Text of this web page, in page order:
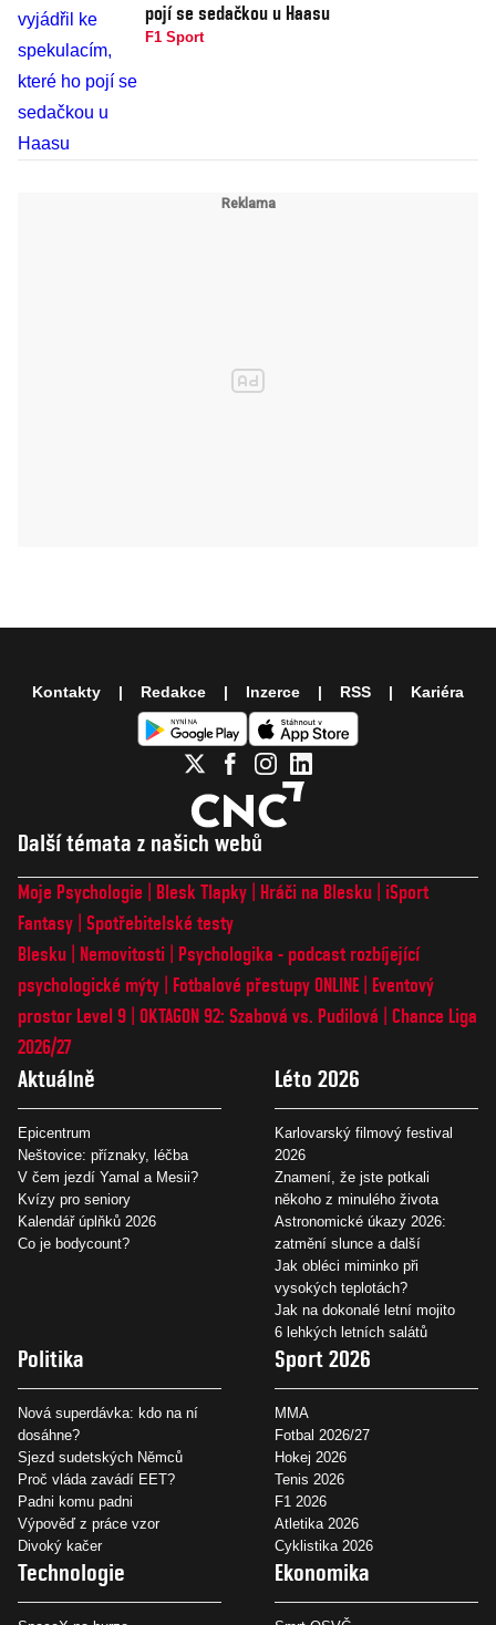
pojí se sedačkou u Haasu
F1 Sport
Další témata z našich webů
Moje Psychologie Blesk Tlapky Hráči na Blesku
iSport
Fantasy Spotřebitelské testy
Blesku
Nemovitosti
Psychologika - podcast rozbíjející
psychologické mýty
Fotbalové přestupy ONLINE
Eventový
prostor Level 9 OKTAGON 92: Szabová vs. Pudilová
Chance Liga
2026/27
Aktuálně
Epicentrum
Neštovice: příznaky, léčba
V čem jezdí Yamal a Mesii?
Kvízy pro seniory
Kalendář úplňků 2026
Co je bodycount?
Léto 2026
Karlovarský filmový festival
2026
Znamení, že jste potkali
někoho z minulého života
Astronomické úkazy 2026:
zatmění slunce a další
Jak obléci miminko při
vysokých teplotách?
Jak na dokonalé letní mojito
6 lehkých letních salátů
Politika
Nová superdávka: kdo na ní
dosáhne?
Sjezd sudetských Němců
Proč vláda zavádí EET?
Padni komu padni
Výpověď z práce vzor
Divoký kačer
Sport 2026
MMA
Fotbal 2026/27
Hokej 2026
Tenis 2026
F1 2026
Atletika 2026
Cyklistika 2026
Technologie Ekonomika
Kontakty Redakce Inzerce RSS Kariéra